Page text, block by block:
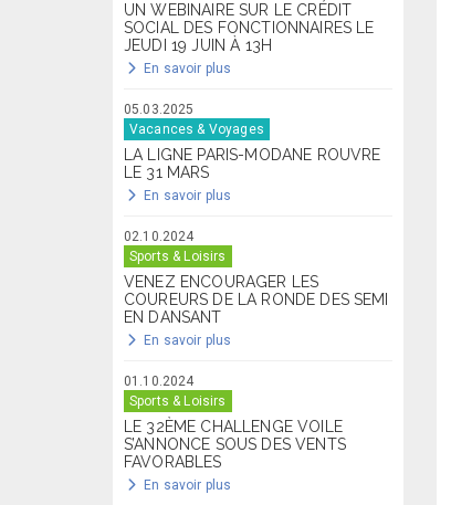
UN WEBINAIRE SUR LE CRÉDIT
SOCIAL DES FONCTIONNAIRES LE
JEUDI 19 JUIN À 13H
En savoir plus
05.03.2025
Vacances & Voyages
LA LIGNE PARIS-MODANE ROUVRE
LE 31 MARS
En savoir plus
02.10.2024
Sports & Loisirs
VENEZ ENCOURAGER LES
COUREURS DE LA RONDE DES SEMI
EN DANSANT
En savoir plus
01.10.2024
Sports & Loisirs
LE 32ÈME CHALLENGE VOILE
S’ANNONCE SOUS DES VENTS
FAVORABLES
En savoir plus